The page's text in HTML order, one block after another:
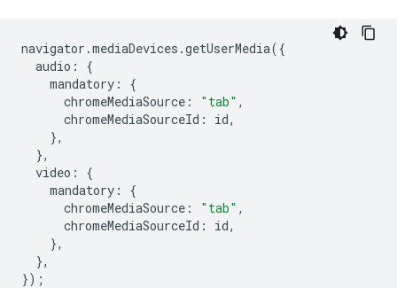
navigator .mediaDevices .getUserMedia({
audio :
{
mandatory :
{
chromeMediaSource : "tab" ,
chromeMediaSourceId : id,
},
},
video :
{
mandatory :
{
chromeMediaSource : "tab" ,
chromeMediaSourceId : id,
},
},
});